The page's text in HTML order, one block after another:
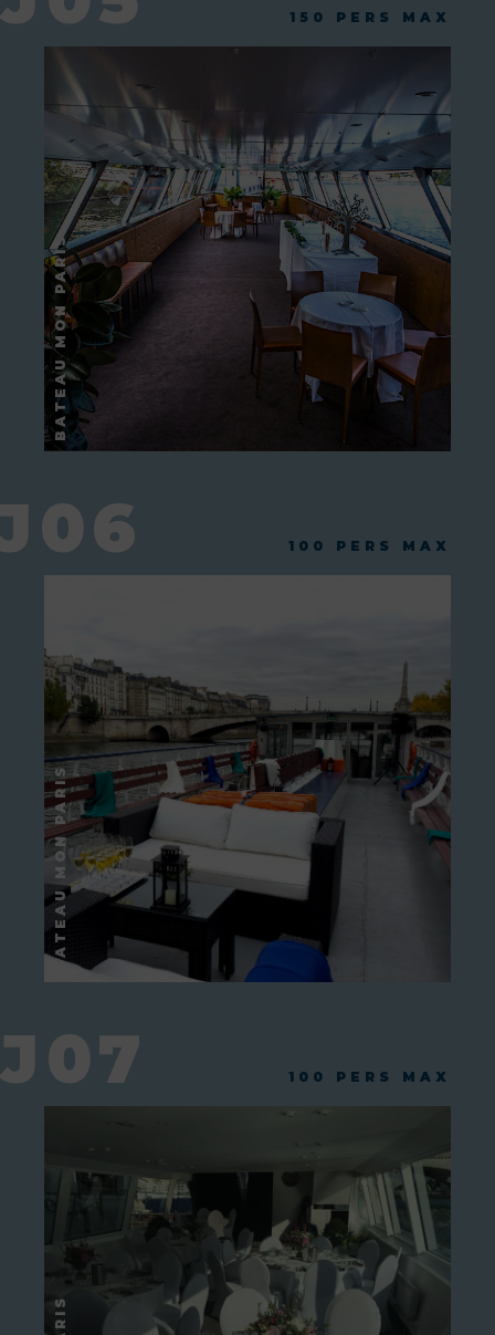
150 PERS MAX
100 PERS MAX
J07 100 PERS MAX